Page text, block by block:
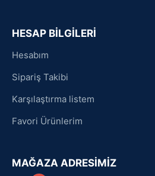
HESAP BİLGİLERİ
Hesabım
Sipariş Takibi
Karşılaştırma listem
Favori Ürünlerim
MAĞAZA ADRESİMİZ